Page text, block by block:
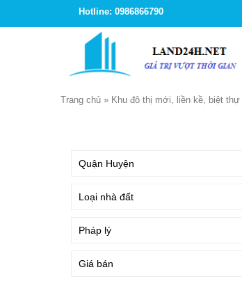
Hotline: 0986866790
Trang chủ » Khu đô thị mới, liền kề, biệt thự